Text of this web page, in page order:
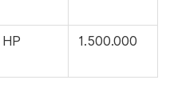
1.500.000